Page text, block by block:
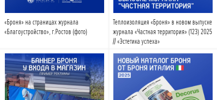
«Броня» на страницах журнала
«Благоустройство», г.Ростов (фото)
Теплоизоляция «Броня» в новом выпуске
журнала «Частная территория» (123) 2025
// «Эстетика успеха»